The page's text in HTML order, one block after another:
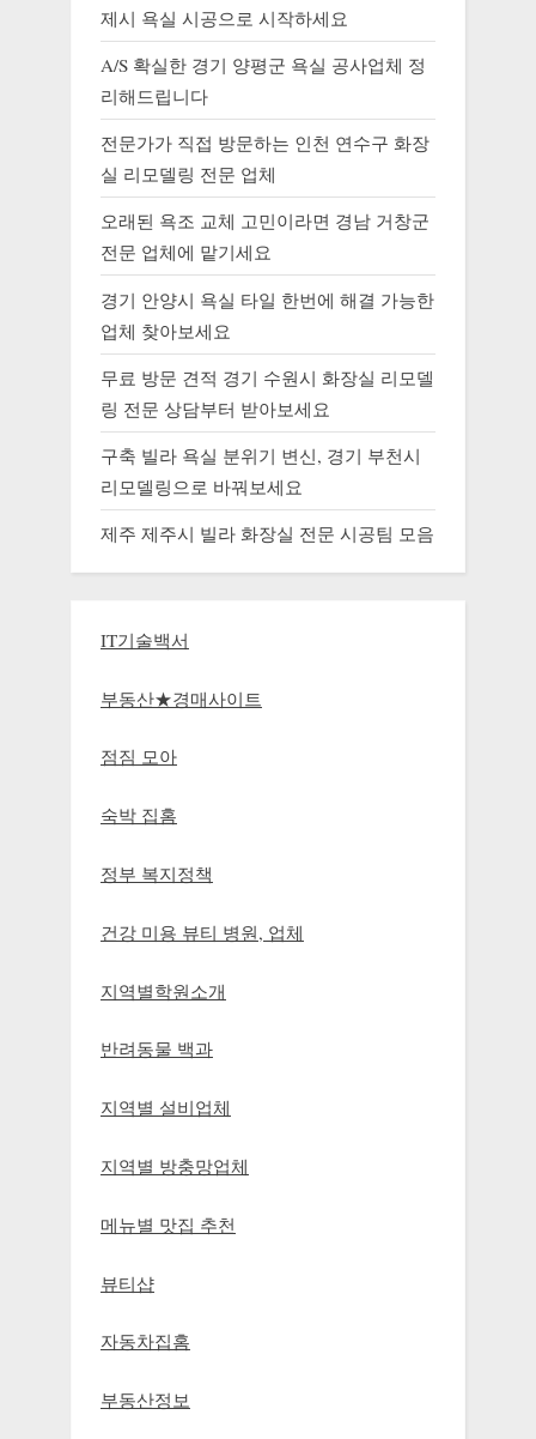
제시 욕실 시공으로 시작하세요
A/S 확실한 경기 양평군 욕실 공사업체 정
리해드립니다
전문가가 직접 방문하는 인천 연수구 화장
실 리모델링 전문 업체
오래된 욕조 교체 고민이라면 경남 거창군
전문 업체에 맡기세요
경기 안양시 욕실 타일 한번에 해결 가능한
업체 찾아보세요
무료 방문 견적 경기 수원시 화장실 리모델
링 전문 상담부터 받아보세요
구축 빌라 욕실 분위기 변신, 경기 부천시
리모델링으로 바꿔보세요
제주 제주시 빌라 화장실 전문 시공팀 모음
IT기술백서
부동산★경매사이트
점짐 모아
숙박 집홈
정부 복지정책
건강 미용 뷰티 병원, 업체
지역별학원소개
반려동물 백과
지역별 설비업체
지역별 방충망업체
메뉴별 맛집 추천
뷰티샵
자동차집홈
부동산정보